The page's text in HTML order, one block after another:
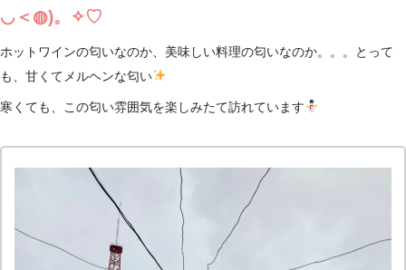
◡＜◍)。✧♡
ホットワインの匂いなのか、美味しい料理の匂いなのか。。。とって
も、甘くてメルヘンな匂い
寒くても、この匂い雰囲気を楽しみたて訪れています